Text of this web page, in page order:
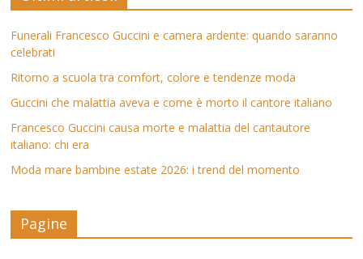
Funerali Francesco Guccini e camera ardente: quando saranno
celebrati
Ritorno a scuola tra comfort, colore e tendenze moda
Guccini che malattia aveva e come è morto il cantore italiano
Francesco Guccini causa morte e malattia del cantautore
italiano: chi era
Moda mare bambine estate 2026: i trend del momento
Pagine